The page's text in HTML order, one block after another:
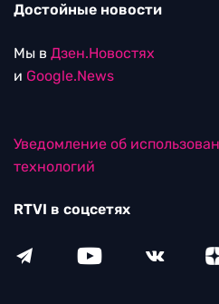
Достойные новости
Мы в Дзен.Новостях
и Google.News
Уведомление об
технологий
RTVI в соцсетях